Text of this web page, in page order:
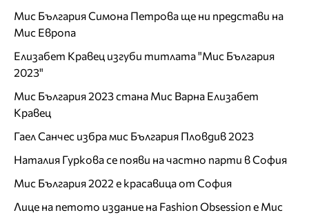
Мис България Симона Петрова ще ни представи на
Мис Европа
Елизабет Кравец изгуби титлата "Мис България
2023"
Мис България 2023 стана Мис Варна Елизабет
Кравец
Гаел Санчес избра мис България Пловдив 2023
Наталия Гуркова се появи на частно парти в София
Мис България 2022 е красавица от София
Лице на петото издание на Fashion Obsession е Мис